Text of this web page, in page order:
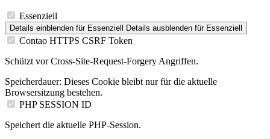
Essenziell
Details einblenden für Essenziell Details ausblenden für Essenziell
Contao HTTPS CSRF Token
Schützt vor Cross-Site-Request-Forgery Angriffen.
Speicherdauer: Dieses Cookie bleibt nur für die aktuelle
Browsersitzung bestehen.
PHP SESSION ID
Speichert die aktuelle PHP-Session.